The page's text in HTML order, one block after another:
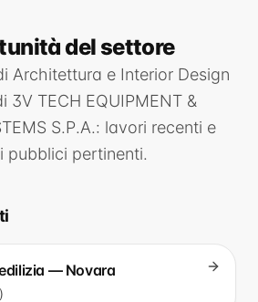
del settore
Architettura e Interior Design
3V TECH EQUIPMENT &
S.P.A.: lavori recenti e
pubblici pertinenti.
— Novara